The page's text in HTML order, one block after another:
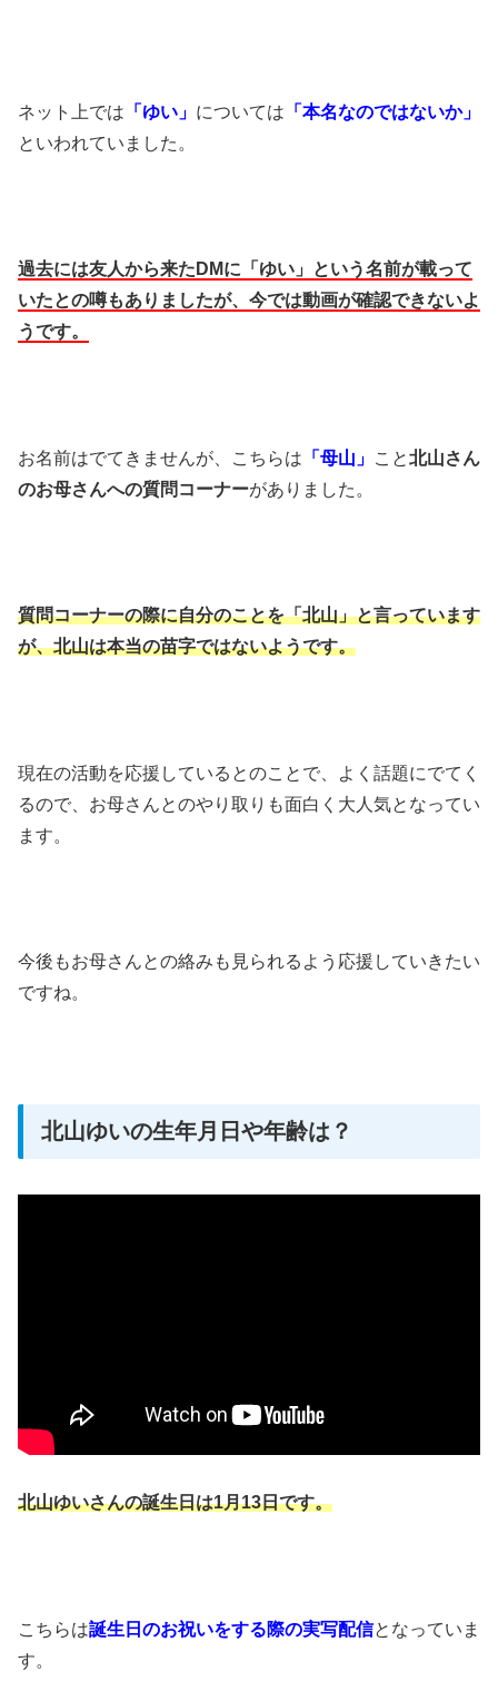
ネット上では 「ゆい」 については 「本名なのではないか」
といわれていました。
過去には友人から来た DMに「ゆい」という名前が載って
いたとの噂もありましたが、今では動画が確認できないよ
うです。
お名前はでてきませんが、こちらは 「母山」 こと北山さん
のお母さんへの質問コーナーがありました。
質問コーナーの際に自分のことを「北山」と言っています
が、北山は本当の苗字ではないようです。
現在の活動を応援しているとのことで、よく話題にでてく
るので、お母さんとのやり取りも面白く大人気となってい
ます。
今後もお母さんとの絡みも見られるよう応援していきたい
ですね。
北山ゆいの生年月日や年齢は？
北山ゆいさんの誕生日は1月13日です。
こちらは誕生日のお祝いをする際の実写配信となっていま
す。